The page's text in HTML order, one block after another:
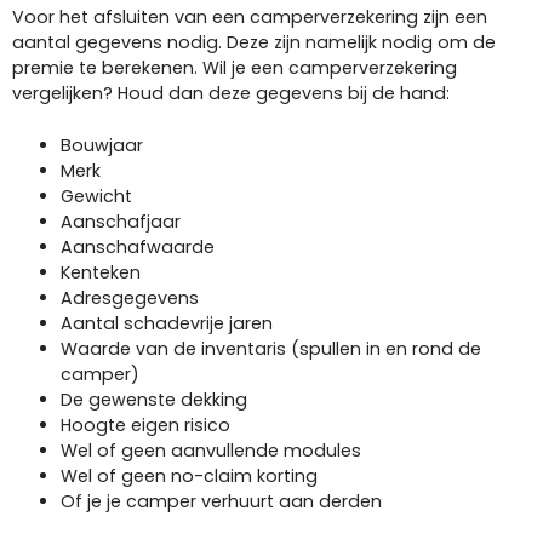
Voor het afsluiten van een camperverzekering zijn een
aantal gegevens nodig. Deze zijn namelijk nodig om de
premie te berekenen. Wil je een camperverzekering
vergelijken? Houd dan deze gegevens bij de hand:
Bouwjaar
Merk
Gewicht
Aanschafjaar
Aanschafwaarde
Kenteken
Adresgegevens
Aantal schadevrije jaren
Waarde van de inventaris (spullen in en rond de
camper)
De gewenste dekking
Hoogte eigen risico
Wel of geen aanvullende modules
Wel of geen no-claim korting
Of je je camper verhuurt aan derden